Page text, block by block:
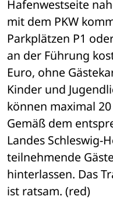
Hafenwestseite
mit dem PKW
Parkplätzen P1
an der Führung
Euro, ohne
Kinder und
können maximal
Gemäß dem
Landes Schleswig-
teilnehmende
hinterlassen. Das
ist ratsam. (red)